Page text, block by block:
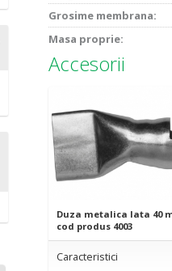
Grosime membrana:
Masa proprie:
Accesorii
Duza metalica lata 40
cod produs 4003
Caracteristici